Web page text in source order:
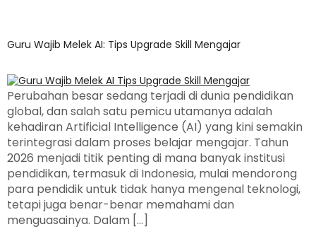
Guru Wajib Melek AI: Tips Upgrade Skill Mengajar
Perubahan besar sedang terjadi di dunia pendidikan
global, dan salah satu pemicu utamanya adalah
kehadiran Artificial Intelligence (AI) yang kini semakin
terintegrasi dalam proses belajar mengajar. Tahun
2026 menjadi titik penting di mana banyak institusi
pendidikan, termasuk di Indonesia, mulai mendorong
para pendidik untuk tidak hanya mengenal teknologi,
tetapi juga benar-benar memahami dan
menguasainya. Dalam […]